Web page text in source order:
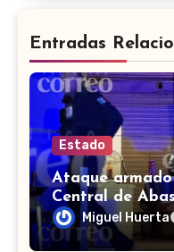
Entradas
Estado
Ataque
Central de
muerto en León
Miguel Huerta